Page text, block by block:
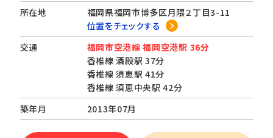
所在地
福岡県福岡市博多区月隈２丁目3-11
位置をチェックする
交通
福岡市空港線 福岡空港駅 36分
香椎線 酒殿駅 37分
香椎線 須恵駅 41分
香椎線 須恵中央駅 42分
築年月
2013年07月